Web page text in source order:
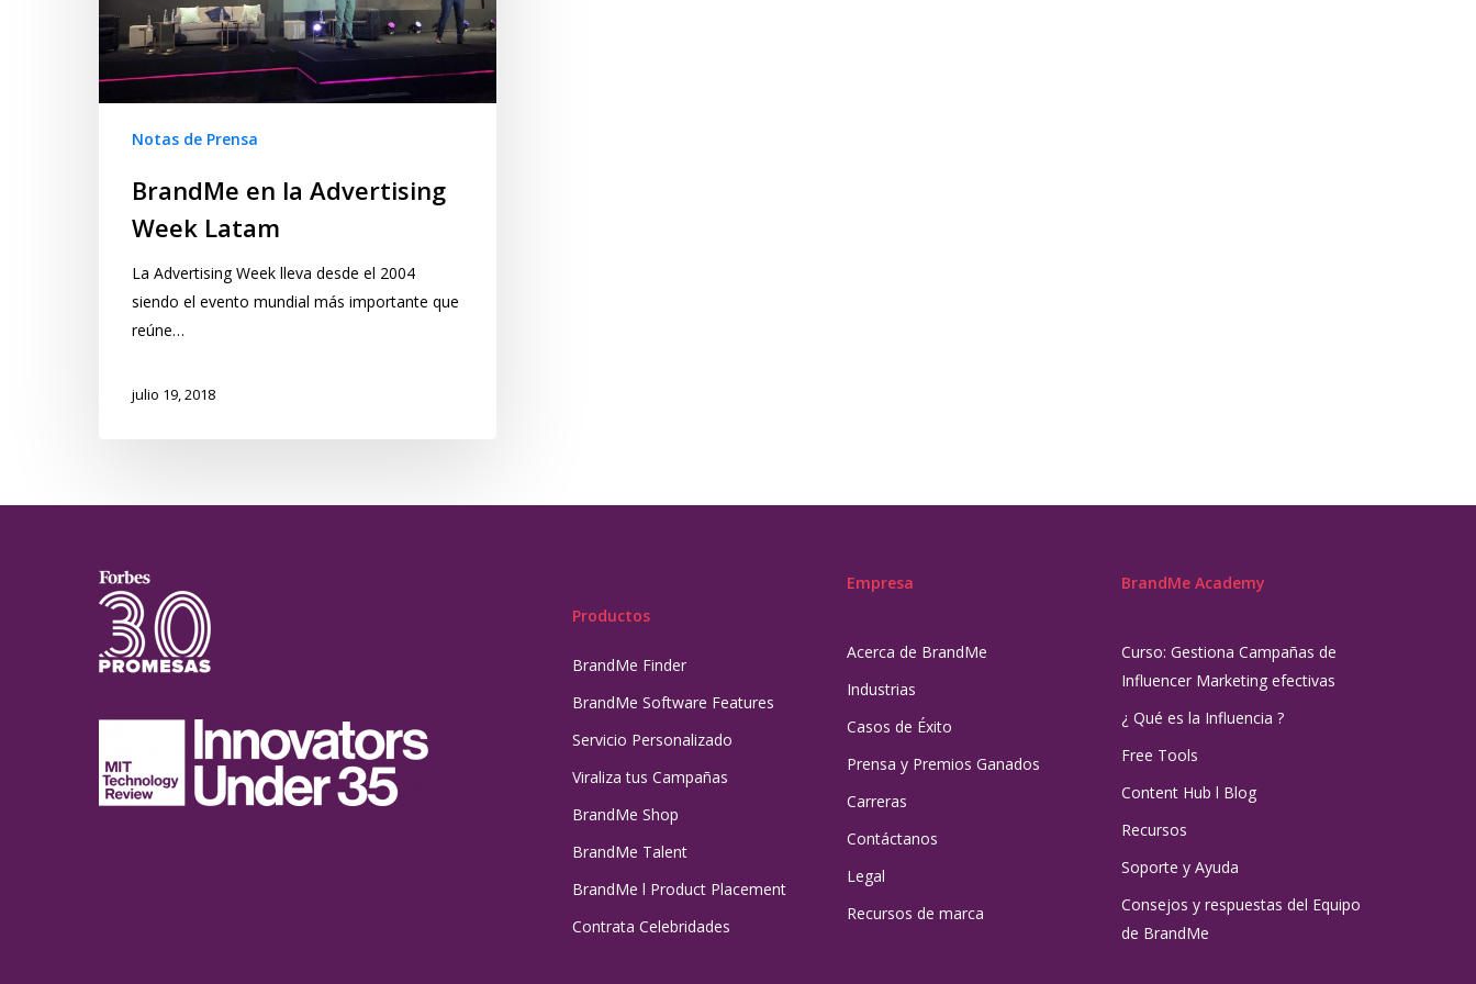
Notas de Prensa
BrandMe en la Advertising
Week Latam
La Advertising Week lleva desde el 2004
siendo el evento mundial más importante que
reúne…
julio 19, 2018
Productos
BrandMe Finder
BrandMe Software Features
Servicio Personalizado
Viraliza tus Campañas
BrandMe Shop
BrandMe Talent
BrandMe l Product Placement
Contrata Celebridades
Empresa
Acerca de BrandMe
Industrias
Casos de Éxito
Prensa y Premios Ganados
Carreras
Contáctanos
Legal
Recursos de marca
BrandMe Academy
Curso: Gestiona Campañas de
Influencer Marketing efectivas
¿ Qué es la Influencia ?
Free Tools
Content Hub l Blog
Recursos
Soporte y Ayuda
Consejos y respuestas del Equipo
de BrandMe